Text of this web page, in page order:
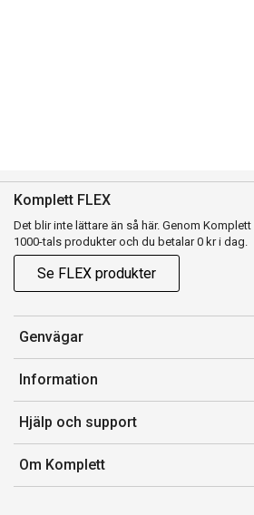
Komplett FLEX
Det blir inte lättare än så här. Genom
1000-tals produkter och du betalar 0 kr i dag.
Se FLEX produkter
Genvägar
Konto
Orderhistorik
Presentkort
Komplett Club
Information
Försäljningsvillkor
Medlemsvillkor for Komplett Club
Lediga tjänster
Hjälp och support
Kontakta oss
Kundservice
Om Komplett